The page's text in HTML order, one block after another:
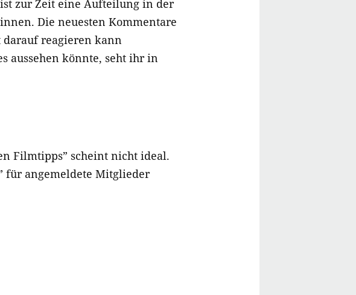
zur Zeit eine Aufteilung in der
Die neuesten Kommentare
reagieren kann
aussehen könnte, seht ihr in
Filmtipps” scheint nicht ideal.
für angemeldete Mitglieder